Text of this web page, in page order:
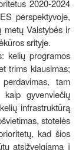
2020-2024
perspektyvoje,
metų Valstybės ir
srityje.
kelių programos
trims klausimas;
tam
gyvenviečių
infrastruktūrą
stotelės
kad šios
atsižvelgiama į